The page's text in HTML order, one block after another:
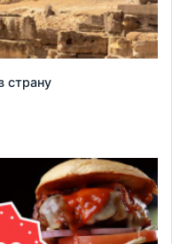
страну